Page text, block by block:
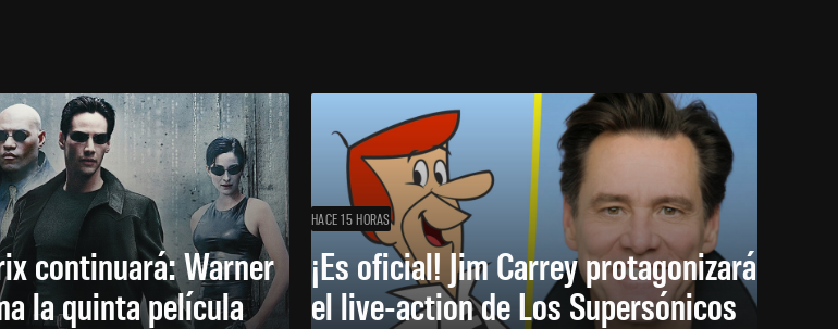
continuará: Warner
la quinta película
HACE 15 HORAS
¡Es oficial! Jim Carrey protagonizará
el live-action de Los Supersónicos